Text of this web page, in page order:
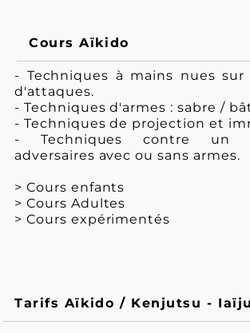
Cours Aïkido
- Techniques à mains nues
d'attaques.
- Techniques d'armes : sabre /
- Techniques de projection et
- Techniques contre un
adversaires avec ou sans armes.
> Cours enfants
> Cours Adultes
> Cours expérimentés
Tarifs Aïkido / Kenjutsu -